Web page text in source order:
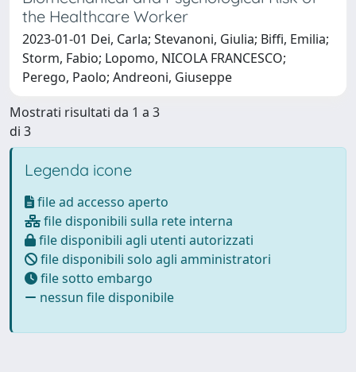
the Healthcare Worker
2023-01-01 Dei, Carla; Stevanoni, Giulia; Biffi, Emilia;
Storm, Fabio; Lopomo, NICOLA FRANCESCO;
Perego, Paolo; Andreoni, Giuseppe
Mostrati risultati da 1 a 3
di 3
Legenda icone
file ad accesso aperto
file disponibili sulla rete interna
file disponibili agli utenti autorizzati
file disponibili solo agli amministratori
file sotto embargo
nessun file disponibile